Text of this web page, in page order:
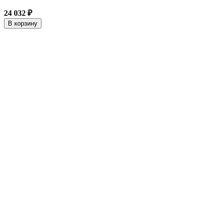
24 032 ₽
В корзину